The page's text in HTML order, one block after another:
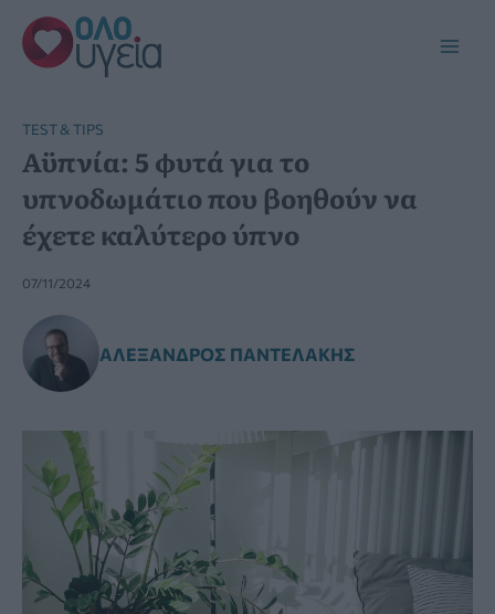
Μετάβαση
στο
περιεχόμενο
TEST & TIPS
Αϋπνία: 5 φυτά για το
υπνοδωμάτιο που βοηθούν να
έχετε καλύτερο ύπνο
07/11/2024
ΑΛΈΞΑΝΔΡΟΣ ΠΑΝΤΕΛΆΚΗΣ